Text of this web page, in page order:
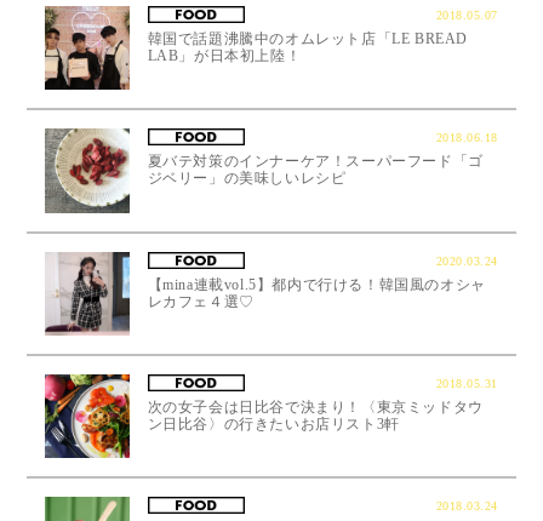
2018.05.07
韓国で話題沸騰中のオムレット店「LE BREAD
LAB」が日本初上陸！
2018.06.18
夏バテ対策のインナーケア！スーパーフード「ゴ
ジベリー」の美味しいレシピ
2020.03.24
【mina連載vol.5】都内で行ける！韓国風のオシャ
レカフェ４選♡
2018.05.31
次の女子会は日比谷で決まり！〈東京ミッドタウ
ン日比谷〉の行きたいお店リスト3軒
2018.03.24